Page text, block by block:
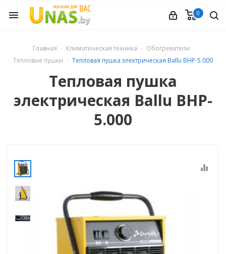
menu 0
Главная Климатическая техника
Обогреватели
Тепловые пушки
Тепловая пушка электрическая Ballu BHP-5.000
Тепловая пушка
электрическая Ballu BHP-
5.000
equalizer